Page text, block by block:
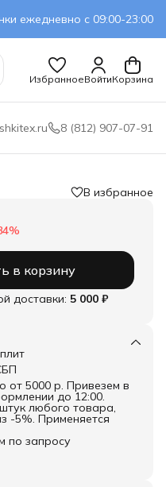
ежедневно с 09:00-23:00
ИзбранноеВойтиКорзина
8 (812) 907-07-91
В избранное
%
в корзину
доставки: 5 000 ₽
от 5000 р. Привезем в
до 12:00.
любого товара,
-5%. Применяется
по запросу